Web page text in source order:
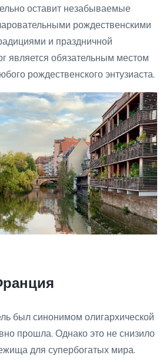
оставит незабываемые
рождественскими
и праздничной
является обязательным местом
рождественского энтузиаста.
был синонимом олигархической
прошла. Однако это не снизило
для супербогатых мира.